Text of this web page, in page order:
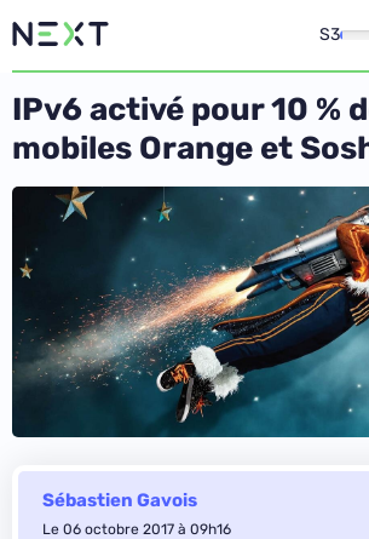
S3
IPv6 activé pour 10 %
mobiles Orange et
Sébastien Gavois
Le 06 octobre 2017 à 09h16